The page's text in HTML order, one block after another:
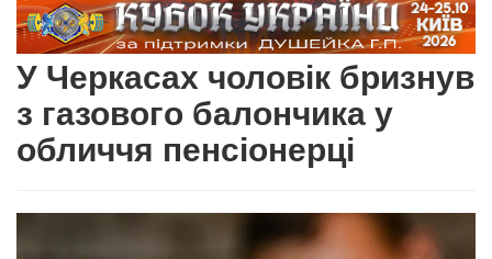
У Черкасах чоловік бризнув
з газового балончика у
обличчя пенсіонерці